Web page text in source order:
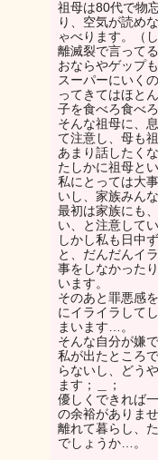
祖母は80代で物
り、空気が読め
ゃべります。（
離滅裂で言って
おならやゲップ
スーパーにいく
ってきてはほと
子を食べろ食べ
そんな祖母に、
て注意し、母も
あまり話したく
たしかに祖母と
私にとっては大
いし、家族みん
最初は家族にも
い、と注意してい
しかし私も日中
と、だんだんイ
事をしなかった
います。
そのあと罪悪感
にイライラして
まいます…。
そんな自分が嫌
私が出たところ
らないし、どう
ます；＿；
優しくできれば
の余裕がありま
離れて暮らし、
でしょうか…。